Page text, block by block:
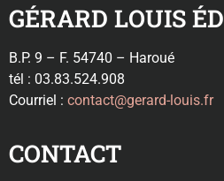
GÉRARD LOUIS
B.P. 9 – F. 54740 – Haroué
tél : 03.83.524.908
Courriel : contact@gerard-louis.fr
CONTACT